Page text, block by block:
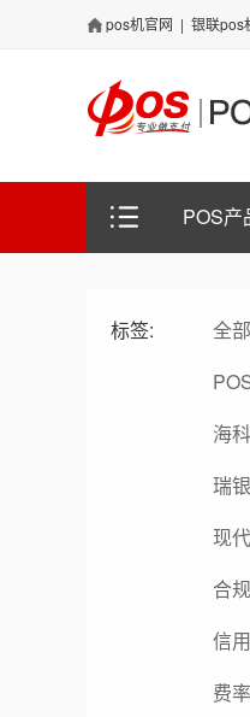
pos机官网 | 银联pos
POS产
标签: 全部
海
瑞
现
合
信
费